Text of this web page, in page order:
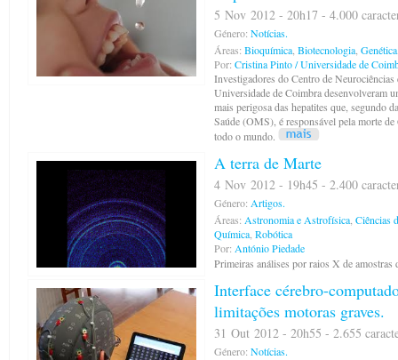
5 Nov 2012 - 20h17 - 4.000
Género: Notícias.
Áreas: Bioquímica Biotecnologia Genética
Por: Cristina Pinto / Universidade de
Investigadores do Centro de Neurociências
Universidade de Coimbra desenvolveram
mais perigosa das hepatites que, segundo
Saúde (OMS), é responsável pela morte
todo o mundo.
A terra de Marte
4 Nov 2012 - 19h45 - 2.400
Género: Artigos.
Áreas: Astronomia e Astrofísica Ciências
Química Robótica
Por: António Piedade
Primeiras análises por raios X de amostras
Interface cérebro-
limitações motoras graves.
31 Out 2012 - 20h55 - 2.655
Género: Notícias.